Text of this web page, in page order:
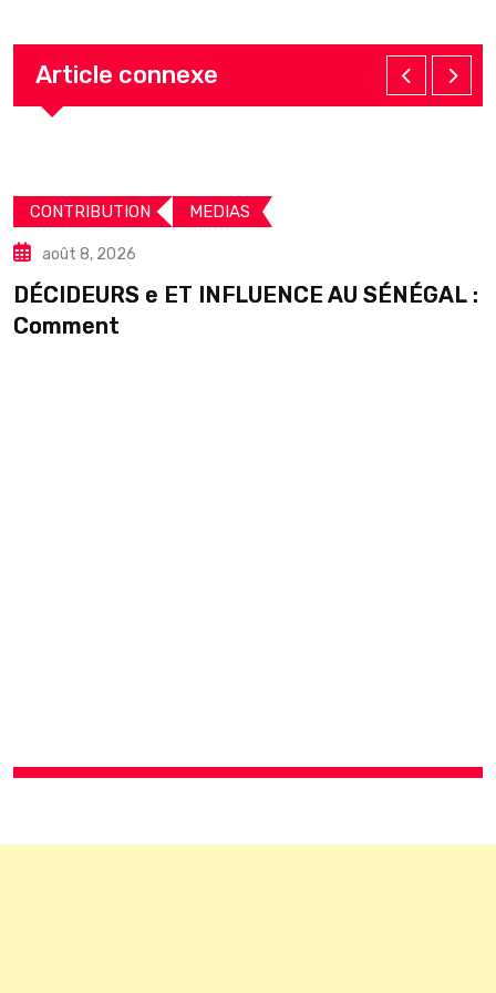
Article connexe
CONTRIBUTION MEDIAS
août 8, 2026
DÉCIDEURS e ET INFLUENCE AU SÉNÉGAL :
Comment